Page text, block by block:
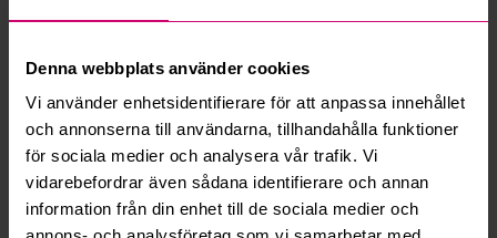
Denna webbplats använder cookies
Vi använder enhetsidentifierare för att anpassa innehållet
och annonserna till användarna, tillhandahålla funktioner
för sociala medier och analysera vår trafik. Vi
vidarebefordrar även sådana identifierare och annan
information från din enhet till de sociala medier och
Kan jag ångra ett bud?
Läs fler frågor och svar
Mer från samma kategori